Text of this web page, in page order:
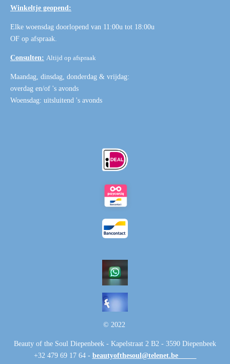
Winkeltje geopend:
Elke woensdag doorlopend van 11:00u tot 18:00u
OF op afspraak.
Consulten: Altijd op afspraak
Maandag, dinsdag, donderdag & vrijdag:
overdag en/of 's avonds
Woensdag: uitsluitend 's avonds
© 2022
Beauty of the Soul Diepenbeek - Kapelstraat 2 B2 - 3590 Diepenbeek
+32 479 69 17 64 - beautyofthesoul@telenet.be